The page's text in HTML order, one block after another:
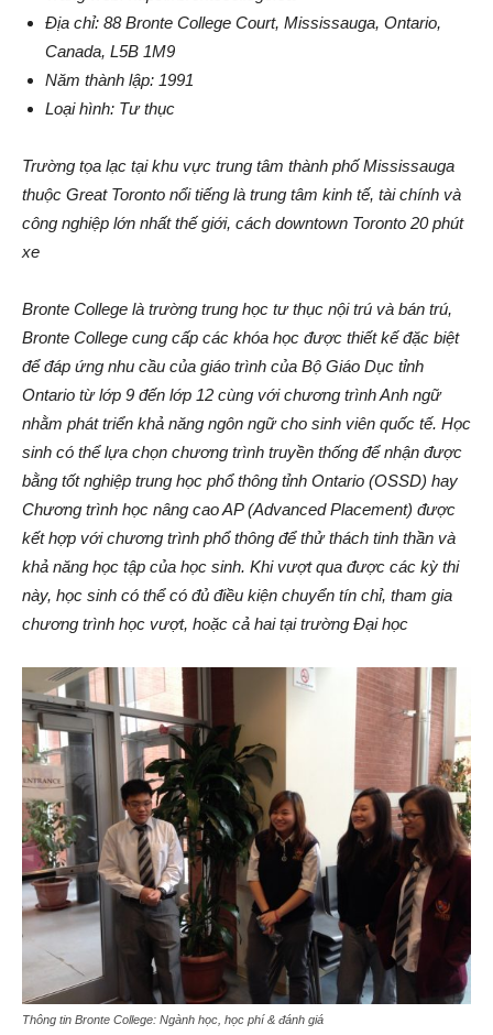
Địa chỉ: 88 Bronte College Court, Mississauga, Ontario,
Canada, L5B 1M9
Năm thành lập: 1991
Loại hình: Tư thục
Trường tọa lạc tại khu vực trung tâm thành phố Mississauga
thuộc Great Toronto nổi tiếng là trung tâm kinh tế, tài chính và
công nghiệp lớn nhất thế giới, cách downtown Toronto 20 phút
xe
Bronte College là trường trung học tư thục nội trú và bán trú,
Bronte College cung cấp các khóa học được thiết kế đặc biệt
để đáp ứng nhu cầu của giáo trình của Bộ Giáo Dục tỉnh
Ontario từ lớp 9 đến lớp 12 cùng với chương trình Anh ngữ
nhằm phát triển khả năng ngôn ngữ cho sinh viên quốc tế. Học
sinh có thể lựa chọn chương trình truyền thống để nhận được
bằng tốt nghiệp trung học phổ thông tỉnh Ontario (OSSD) hay
Chương trình học nâng cao AP (Advanced Placement) được
kết hợp với chương trình phổ thông để thử thách tinh thần và
khả năng học tập của học sinh. Khi vượt qua được các kỳ thi
này, học sinh có thể có đủ điều kiện chuyển tín chỉ, tham gia
chương trình học vượt, hoặc cả hai tại trường Đại học
Thông tin Bronte College: Ngành học, học phí & đánh giá